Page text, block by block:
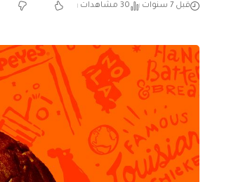
قبل 7 سنوات 30 مشاهدات